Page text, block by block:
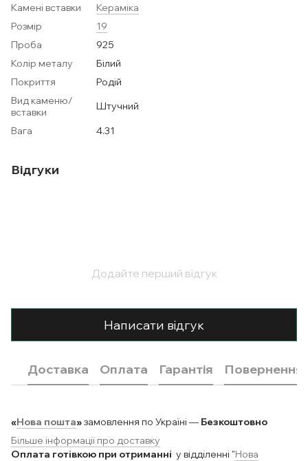
Камені вставки
Кераміка
Розмір
19
Проба
925
Колір металу
Білий
Покриття
Родій
Вид каменю/
вставки
Штучний
Вага
4.31
Відгуки
Додайте перший відгук
Написати відгук
Доставка Оплата Гарантія Повернення
«Нова пошта»замовлення по Україні — Безкоштовно
Більше інформації про доставку
Оплата готівкою при отриманні у відділенні "Нова